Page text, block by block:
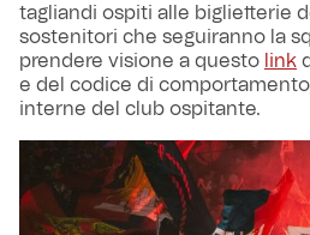
tagliandi ospiti alle biglietterie
sostenitori che seguiranno la
prendere visione a questo link
e del codice di
interne del club ospitante.